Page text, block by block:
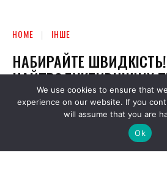
We use cookies to ensure that
experience on our website. If you
will assume that you are
Ok